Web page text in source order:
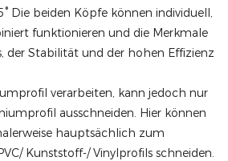
Die beiden Köpfe können individuell,
funktionieren und die Merkmale
der Stabilität und der hohen Effizienz
verarbeiten, kann jedoch nur
ausschneiden. Hier können
hauptsächlich zum
Kunststoff-/ Vinylprofils schneiden.